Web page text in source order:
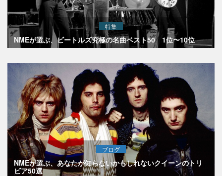
特集
NMEが選ぶ、ビートルズ究極の名曲ベスト50 1位〜10位
ブログ
NMEが選ぶ、あなたが知らないかもしれないクイーンのトリ
ビア50選